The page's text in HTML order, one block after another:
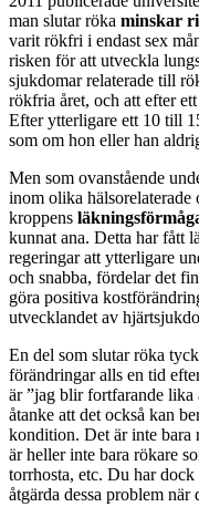
man slutar röka minskar
varit rökfri i endast sex
risken för att utveckla
sjukdomar relaterade till
rökfria året, och att efter
Efter ytterligare ett 10 till
som om hon eller han
Men som ovanstående
inom olika hälsorelaterade
kroppens
kunnat ana. Detta har fått
regeringar att ytterligare
och snabba, fördelar det
göra positiva
utvecklandet av
En del som slutar röka
förändringar alls en tid
är ”jag blir fortfarande lika
åtanke att det också kan
kondition. Det är inte bara
är heller inte bara rökare
torrhosta, etc. Du har
åtgärda dessa problem